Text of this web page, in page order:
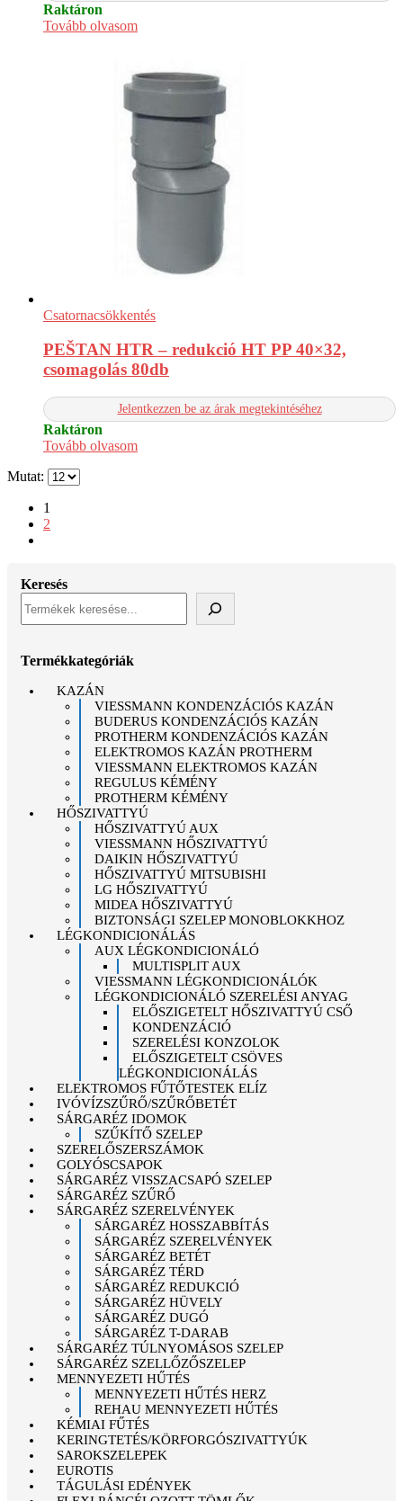
Raktáron
Tovább olvasom
Csatornacsökkentés
PEŠTAN HTR – redukció HT PP 40×32,
csomagolás 80db
Jelentkezzen be az árak megtekintéséhez
Raktáron
Tovább olvasom
Mutat:
1
2
Keresés
Termékkategóriák
KAZÁN
VIESSMANN KONDENZÁCIÓS KAZÁN
BUDERUS KONDENZÁCIÓS KAZÁN
PROTHERM KONDENZÁCIÓS KAZÁN
ELEKTROMOS KAZÁN PROTHERM
VIESSMANN ELEKTROMOS KAZÁN
REGULUS KÉMÉNY
PROTHERM KÉMÉNY
HŐSZIVATTYÚ
HŐSZIVATTYÚ AUX
VIESSMANN HŐSZIVATTYÚ
DAIKIN HŐSZIVATTYÚ
HŐSZIVATTYÚ MITSUBISHI
LG HŐSZIVATTYÚ
MIDEA HŐSZIVATTYÚ
BIZTONSÁGI SZELEP MONOBLOKKHOZ
LÉGKONDICIONÁLÁS
AUX LÉGKONDICIONÁLÓ
MULTISPLIT AUX
VIESSMANN LÉGKONDICIONÁLÓK
LÉGKONDICIONÁLÓ SZERELÉSI ANYAG
ELŐSZIGETELT HŐSZIVATTYÚ CSŐ
KONDENZÁCIÓ
SZERELÉSI KONZOLOK
ELŐSZIGETELT CSÖVES
LÉGKONDICIONÁLÁS
ELEKTROMOS FŰTŐTESTEK ELÍZ
IVÓVÍZSZŰRŐ/SZŰRŐBETÉT
SÁRGARÉZ IDOMOK
SZŰKÍTŐ SZELEP
SZERELŐSZERSZÁMOK
GOLYÓSCSAPOK
SÁRGARÉZ VISSZACSAPÓ SZELEP
SÁRGARÉZ SZŰRŐ
SÁRGARÉZ SZERELVÉNYEK
SÁRGARÉZ HOSSZABBÍTÁS
SÁRGARÉZ SZERELVÉNYEK
SÁRGARÉZ BETÉT
SÁRGARÉZ TÉRD
SÁRGARÉZ REDUKCIÓ
SÁRGARÉZ HÜVELY
SÁRGARÉZ DUGÓ
SÁRGARÉZ T-DARAB
SÁRGARÉZ TÚLNYOMÁSOS SZELEP
SÁRGARÉZ SZELLŐZŐSZELEP
MENNYEZETI HŰTÉS
MENNYEZETI HŰTÉS HERZ
REHAU MENNYEZETI HŰTÉS
KÉMIAI FŰTÉS
KERINGTETÉS/KÖRFORGÓSZIVATTYÚK
SAROKSZELEPEK
EUROTIS
TÁGULÁSI EDÉNYEK